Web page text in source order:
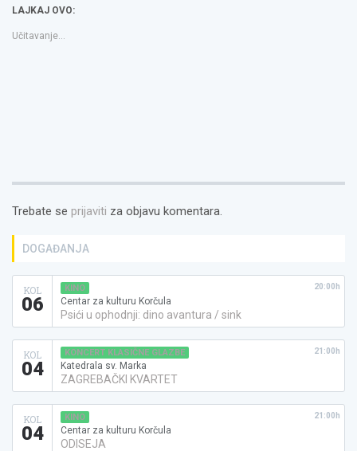
prozoru)
LAJKAJ OVO:
Učitavanje...
Trebate se prijaviti za objavu komentara.
DOGAĐANJA
KOL
06
KINO
Centar za kulturu Korčula
Psići u ophodnji: dino avantura / sink
20:00h
KOL
04
KONCERT KLASIČNE GLAZBE
Katedrala sv. Marka
ZAGREBAČKI KVARTET
21:00h
KOL
04
KINO
Centar za kulturu Korčula
ODISEJA
21:00h